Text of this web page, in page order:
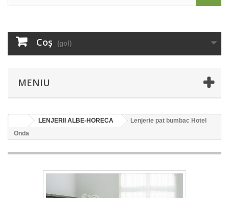
Coş (gol)
MENIU
LENJERII ALBE-HORECA
Lenjerie pat bumbac Hotel
Onda